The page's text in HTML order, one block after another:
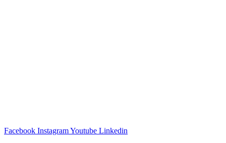
Facebook InstagramYoutube Linkedin